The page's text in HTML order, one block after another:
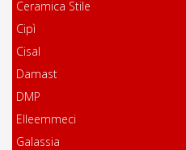
Ceramica Stile
Cipì
Cisal
Damast
DMP
Elleemmeci
Galassia